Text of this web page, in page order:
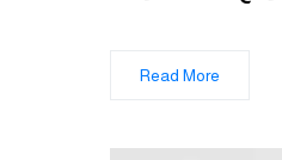
Read More